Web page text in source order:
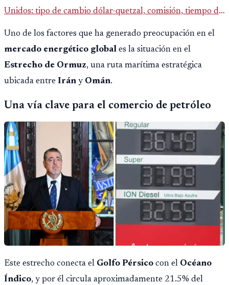
Unidos: tipo de cambio dólar-quetzal, comisión, tiempo de
entrega y errores que reducen el dinero recibido.
Uno de los factores que ha generado preocupación en el
mercado energético global es la situación en el
Estrecho de Ormuz, una ruta marítima estratégica
ubicada entre Irán y Omán.
Una vía clave para el comercio de petróleo
Este estrecho conecta el Golfo Pérsico con el Océano
Índico, y por él circula aproximadamente 21.5% del